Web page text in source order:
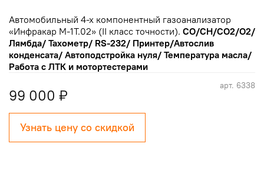
арт. 6338
99 000 ₽
Узнать цену со скидкой
Автомобильный 4-х компонентный газоанализатор
«Инфракар М-1Т.02» (II класс точности). CO/CH/СО2/О2/
Лямбда/ Тахометр/ RS-232/ Принтер/Автослив
конденсата/ Автоподстройка нуля/ Температура масла/
Работа с ЛТК и мотортестерами